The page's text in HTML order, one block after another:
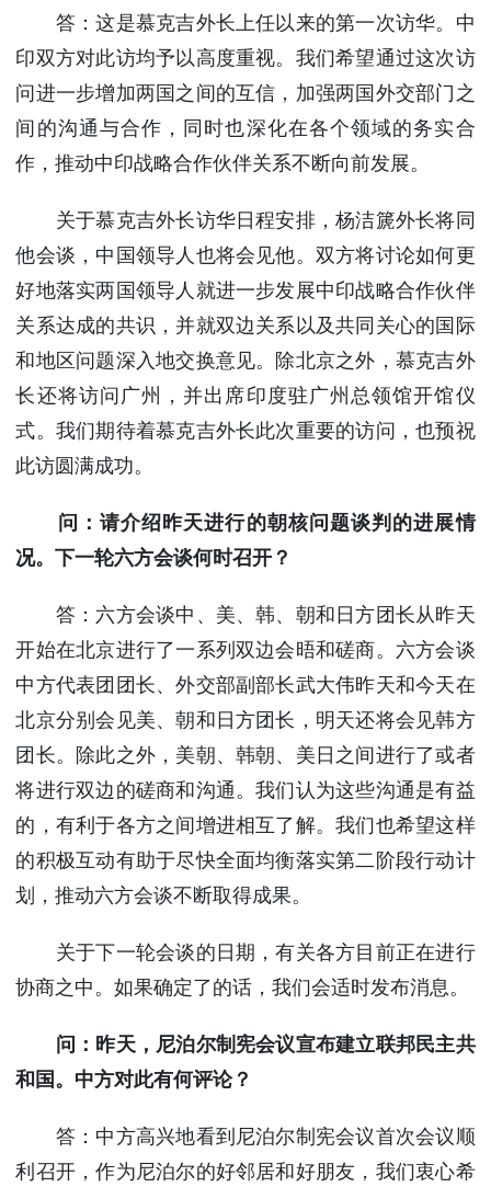
影
答：这是慕克吉外长上任以来的第一次访华。中
印双方对此访均予以高度重视。我们希望通过这次访
问进一步增加两国之间的互信，加强两国外交部门之
间的沟通与合作，同时也深化在各个领域的务实合
作，推动中印战略合作伙伴关系不断向前发展。
关于慕克吉外长访华日程安排，杨洁篪外长将同
他会谈，中国领导人也将会见他。双方将讨论如何更
好地落实两国领导人就进一步发展中印战略合作伙伴
关系达成的共识，并就双边关系以及共同关心的国际
和地区问题深入地交换意见。除北京之外，慕克吉外
长还将访问广州，并出席印度驻广州总领馆开馆仪
式。我们期待着慕克吉外长此次重要的访问，也预祝
此访圆满成功。
问：请介绍昨天进行的朝核问题谈判的进展情
况。下一轮六方会谈何时召开？
答：六方会谈中、美、韩、朝和日方团长从昨天
开始在北京进行了一系列双边会晤和磋商。六方会谈
中方代表团团长、外交部副部长武大伟昨天和今天在
北京分别会见美、朝和日方团长，明天还将会见韩方
团长。除此之外，美朝、韩朝、美日之间进行了或者
将进行双边的磋商和沟通。我们认为这些沟通是有益
的，有利于各方之间增进相互了解。我们也希望这样
的积极互动有助于尽快全面均衡落实第二阶段行动计
划，推动六方会谈不断取得成果。
关于下一轮会谈的日期，有关各方目前正在进行
协商之中。如果确定了的话，我们会适时发布消息。
问：昨天，尼泊尔制宪会议宣布建立联邦民主共
和国。中方对此有何评论？
答：中方高兴地看到尼泊尔制宪会议首次会议顺
利召开，作为尼泊尔的好邻居和好朋友，我们衷心希